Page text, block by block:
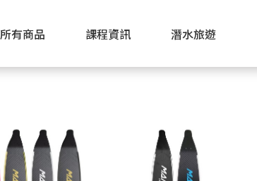
所有商品 課程資訊 潛水旅遊